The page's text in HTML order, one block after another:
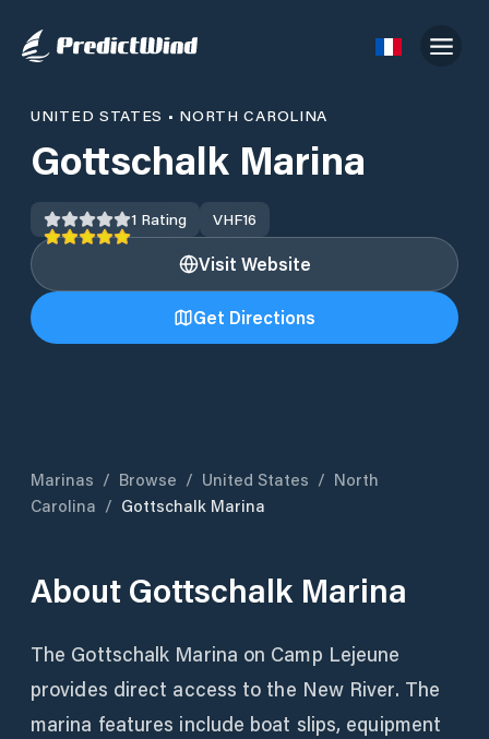
UNITED STATES • NORTH CAROLINA
Gottschalk Marina
1 Rating VHF16
Visit Website
Get Directions
Marinas / Browse / United States / North
Carolina / Gottschalk Marina
About Gottschalk Marina
The Gottschalk Marina on Camp Lejeune
provides direct access to the New River. The
marina features include boat slips, equipment